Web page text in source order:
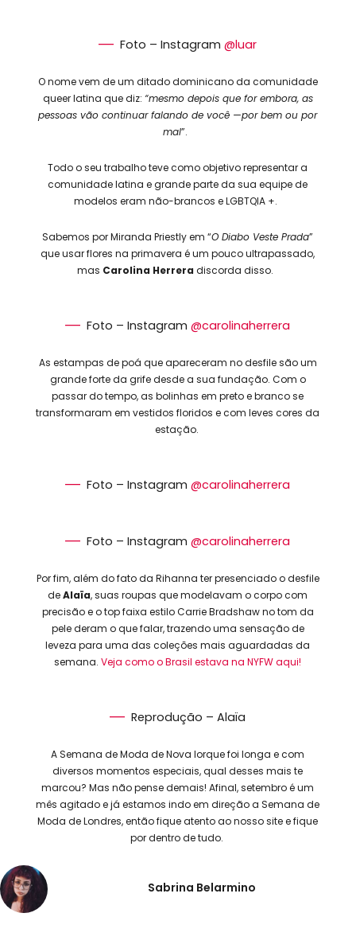
Foto – Instagram@luar
O nome vem de um ditado dominicano da comunidade
queer latina que diz: “mesmo depois que for embora, as
pessoas vão continuar falando de você —por bem ou por
mal”.
Todo o seu trabalho teve como objetivo representar a
comunidade latina e grande parte da sua equipe de
modelos eram não-brancos e LGBTQIA +.
Sabemos por Miranda Priestly em “O Diabo Veste Prada”
que usar flores na primavera é um pouco ultrapassado,
mas Carolina Herrera discorda disso.
Foto – Instagram@carolinaherrera
As estampas de poá que apareceram no desfile são um
grande forte da grife desde a sua fundação. Com o
passar do tempo, as bolinhas em preto e branco se
transformaram em vestidos floridos e com leves cores da
estação.
Foto – Instagram@carolinaherrera
Foto – Instagram@carolinaherrera
Por fim, além do fato da Rihanna ter presenciado o desfile
deAlaïa, suas roupas que modelavam o corpo com
precisão e o top faixa estilo Carrie Bradshaw no tom da
pele deram o que falar, trazendo uma sensação de
leveza para uma das coleções mais aguardadas da
semana.Veja como o Brasil estava na NYFW aqui!
Reprodução – Alaïa
A Semana de Moda de Nova Iorque foi longa e com
diversos momentos especiais, qual desses mais te
marcou? Mas não pense demais! Afinal, setembro é um
mês agitado e já estamos indo em direção a Semana de
Moda de Londres, então fique atento ao nosso site e fique
por dentro de tudo.
Sabrina Belarmino